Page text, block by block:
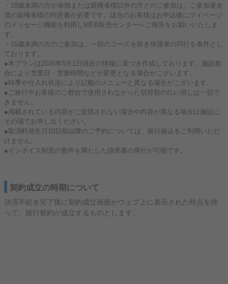
・18歳未満の方が単独または親権者様以外の方とのご参加は、ご参加者全
員の親権者様の同意書が必要です。該当のお客様はお申込後にマイページ
のメッセージ機能を利用しWEB販売センターへご報告をお願いいたしま
す。
・15歳未満の方のご参加は、一部のコースを除き保護者の同行を条件とし
ております。
●本プランは2026年5月1日現在の情報に基づき作成しております。施設都
合により営業日・営業時間などが変更となる場合がございます。
●時季や仕入れ状況により記載のメニューと異なる場合がございます。
●ご旅行中お客様のご都合で使用されなかった切符類の払い戻しは一切で
きません。
●掲載されている内容がご提供されない場合や内容が異なる場合は施設に
その場でお申し出ください。
●取消料発生日10日前以降のご予約については、銀行振込をご利用いただ
けません。
●インボイス制度の要件を満たした請求書の発行が可能です。
契約成立の時期について
決済手続き完了後に契約成立画面がウェブ上に表示された時点を持
って、旅行契約が成立するものとします。